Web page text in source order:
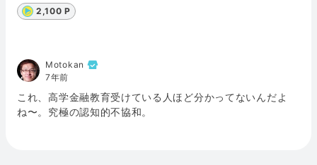
2,100 P
Motokan
7年前
これ、高学金融教育受けている人ほど分かってないんだよ
ね〜。究極の認知的不協和。